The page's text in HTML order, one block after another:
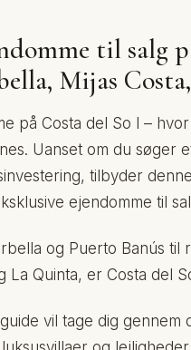
til salg
Mijas
på Costa del So l –
Uanset om du søger
tilbyder
ejendomme til
og Puerto Banús
La Quinta, er Costa del
vil tage dig gennem